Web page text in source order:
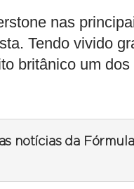
nas
Tendo vivido
britânico um
notícias da Fórmula